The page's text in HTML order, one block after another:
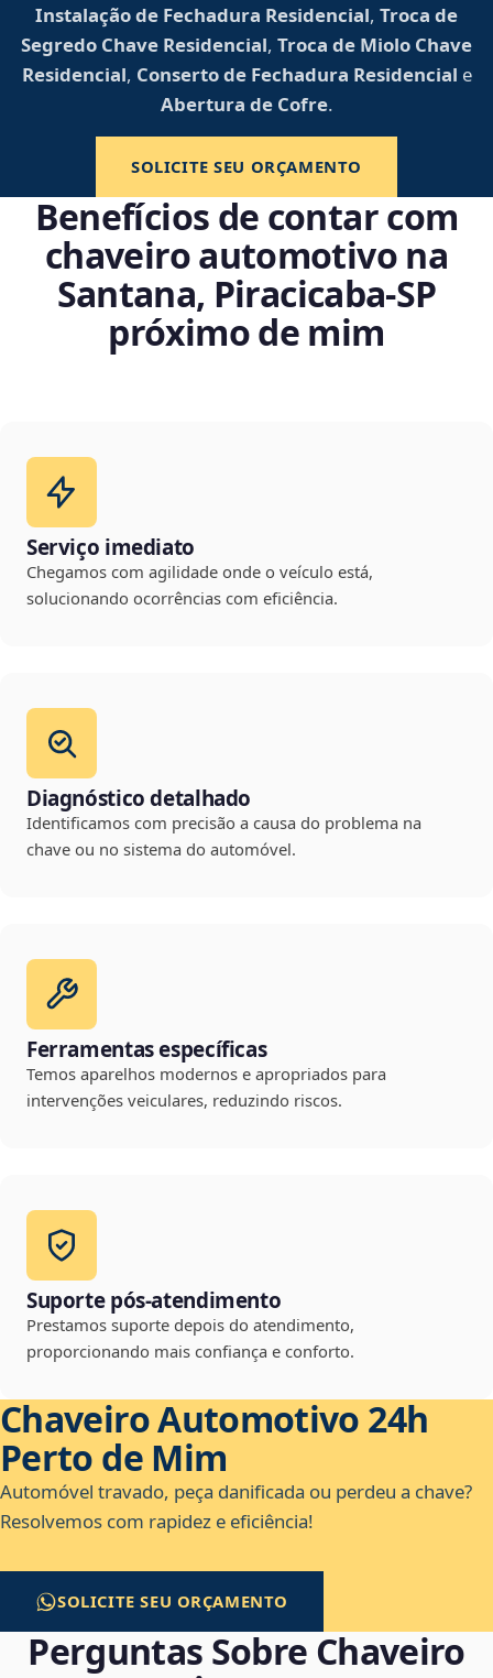
Instalação de Fechadura Residencial, Troca de
Segredo Chave Residencial, Troca de Miolo Chave
Residencial, Conserto de Fechadura Residencial e
Abertura de Cofre.
SOLICITE SEU ORÇAMENTO
Benefícios de contar com
chaveiro automotivo na
Santana, Piracicaba‑SP
próximo de mim
Serviço imediato
Chegamos com agilidade onde o veículo está,
solucionando ocorrências com eficiência.
Diagnóstico detalhado
Identificamos com precisão a causa do problema na
chave ou no sistema do automóvel.
Ferramentas específicas
Temos aparelhos modernos e apropriados para
intervenções veiculares, reduzindo riscos.
Suporte pós-atendimento
Prestamos suporte depois do atendimento,
proporcionando mais confiança e conforto.
Chaveiro Automotivo 24h
Perto de Mim
Automóvel travado, peça danificada ou perdeu a chave?
Resolvemos com rapidez e eficiência!
SOLICITE SEU ORÇAMENTO
Perguntas Sobre Chaveiro